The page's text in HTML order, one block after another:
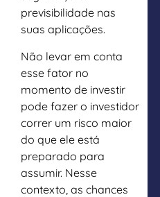
previsibilidade nas
suas aplicações.
Não levar em conta
esse fator no
momento de investir
pode fazer o investidor
correr um risco maior
do que ele está
preparado para
assumir. Nesse
contexto, as chances